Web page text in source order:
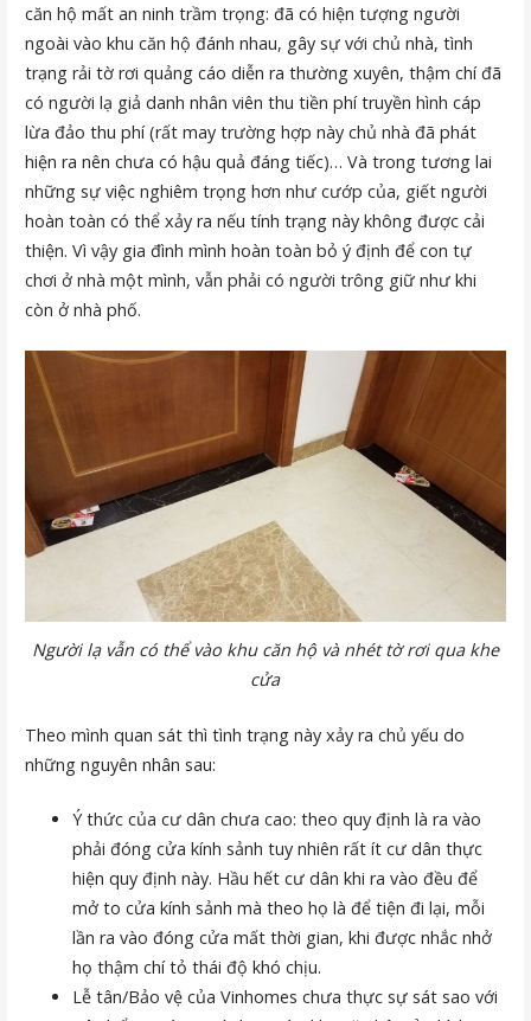
căn hộ mất an ninh trầm trọng: đã có hiện tượng người
ngoài vào khu căn hộ đánh nhau, gây sự với chủ nhà, tình
trạng rải tờ rơi quảng cáo diễn ra thường xuyên, thậm chí đã
có người lạ giả danh nhân viên thu tiền phí truyền hình cáp
lừa đảo thu phí (rất may trường hợp này chủ nhà đã phát
hiện ra nên chưa có hậu quả đáng tiếc)… Và trong tương lai
những sự việc nghiêm trọng hơn như cướp của, giết người
hoàn toàn có thể xảy ra nếu tính trạng này không được cải
thiện. Vì vậy gia đình mình hoàn toàn bỏ ý định để con tự
chơi ở nhà một mình, vẫn phải có người trông giữ như khi
còn ở nhà phố.
Người lạ vẫn có thể vào khu căn hộ và nhét tờ rơi qua khe
cửa
Theo mình quan sát thì tình trạng này xảy ra chủ yếu do
những nguyên nhân sau:
Ý thức của cư dân chưa cao: theo quy định là ra vào
phải đóng cửa kính sảnh tuy nhiên rất ít cư dân thực
hiện quy định này. Hầu hết cư dân khi ra vào đều để
mở to cửa kính sảnh mà theo họ là để tiện đi lại, mỗi
lần ra vào đóng cửa mất thời gian, khi được nhắc nhở
họ thậm chí tỏ thái độ khó chịu.
Lễ tân/Bảo vệ của Vinhomes chưa thực sự sát sao với